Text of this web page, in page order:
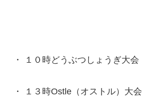
１０時どうぶつしょうぎ大会
１３時Ostle（オストル）大会